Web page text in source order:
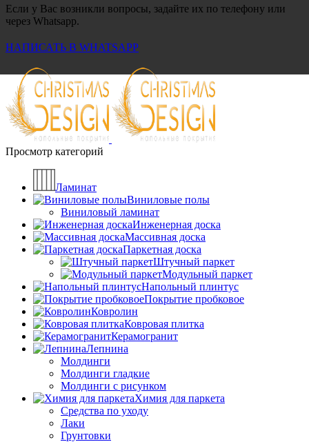
Если у Вас возникли вопросы, задайте их по телефону или
через Whatsapp.
НАПИСАТЬ В WHATSAPP
Просмотр категорий
Ламинат
Виниловые полы
Виниловый ламинат
Инженерная доска
Массивная доска
Паркетная доска
Штучный паркет
Модульный паркет
Напольный плинтус
Покрытие пробковое
Ковролин
Ковровая плитка
Керамогранит
Лепнина
Молдинги
Молдинги гладкие
Молдинги с рисунком
Химия для паркета
Средства по уходу
Лаки
Грунтовки